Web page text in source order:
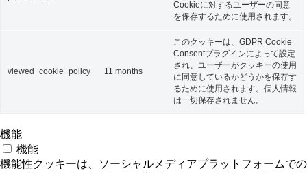
Cookieに対するユーザーの同意
を保存するために使用されます。
viewed_cookie_policy 11 months
このクッキーは、GDPR Cookie
Consentプラグインによって設定
され、ユーザーがクッキーの使用
に同意しているかどうかを保存す
るために使用されます。個人情報
は一切保存されません。
機能
機能
機能性クッキーは、ソーシャルメディアプラットフォームでの